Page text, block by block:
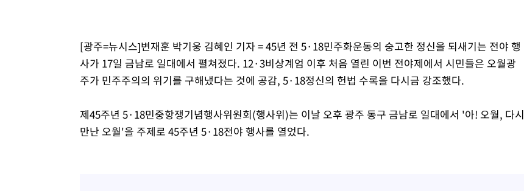
[광주=뉴시스]변재훈 박기웅 김혜인 기자 = 45년 전 5·18민주화운동의 숭고한 정신을 되새기는 전야 행
사가 17일 금남로 일대에서 펼쳐졌다. 12·3비상계엄 이후 처음 열린 이번 전야제에서 시민들은 오월광
주가 민주주의의 위기를 구해냈다는 것에 공감, 5·18정신의 헌법 수록을 다시금 강조했다.
제45주년 5·18민중항쟁기념행사위원회(행사위)는 이날 오후 광주 동구 금남로 일대에서 '아! 오월, 다시
만난 오월'을 주제로 45주년 5·18전야 행사를 열었다.